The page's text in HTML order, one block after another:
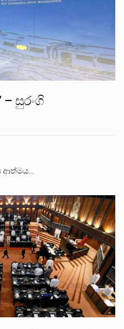
සුරංගි
ආත්මය…